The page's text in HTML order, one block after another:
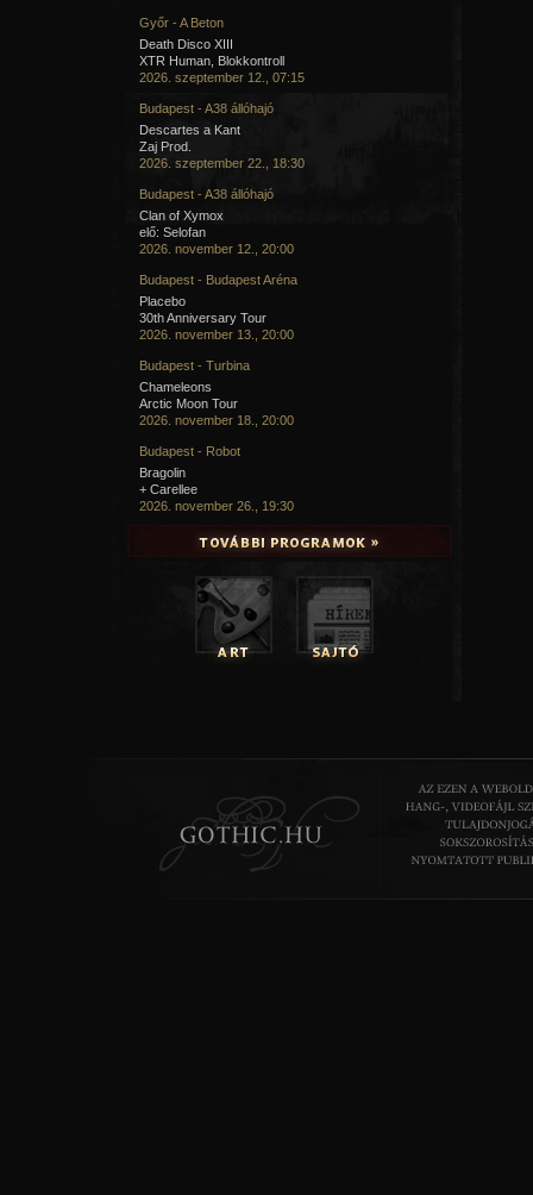
Győr - A Beton
Death Disco XIII
XTR Human, Blokkontroll
2026. szeptember 12., 07:15
Budapest - A38 állóhajó
Descartes a Kant
Zaj Prod.
2026. szeptember 22., 18:30
Budapest - A38 állóhajó
Clan of Xymox
elő: Selofan
2026. november 12., 20:00
Budapest - Budapest Aréna
Placebo
30th Anniversary Tour
2026. november 13., 20:00
Budapest - Turbina
Chameleons
Arctic Moon Tour
2026. november 18., 20:00
Budapest - Robot
Bragolin
+ Carellee
2026. november 26., 19:30